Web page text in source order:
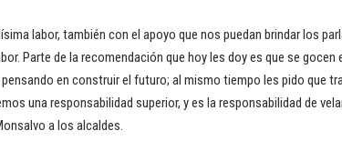
labor, también con el apoyo que nos puedan brindar los
Parte de la recomendación que hoy les doy es que se gocen
en construir el futuro; al mismo tiempo les pido que
una responsabilidad superior, y es la responsabilidad de
a los alcaldes.